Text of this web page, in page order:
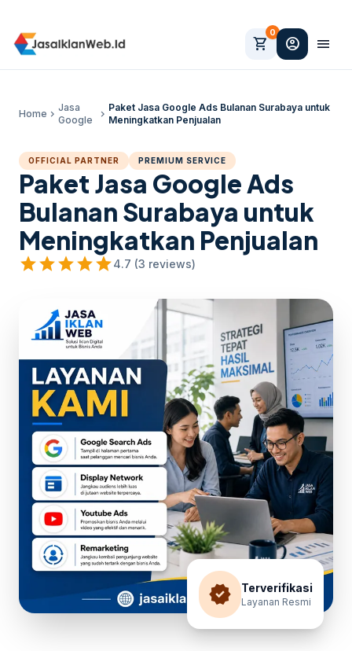
shopping_cart
0
account_circle menu
Home chevron_right
Jasa
Google
chevron_right
Paket Jasa Google Ads Bulanan Surabaya untuk
Meningkatkan Penjualan
OFFICIAL PARTNER PREMIUM SERVICE
Paket Jasa Google Ads
Bulanan Surabaya untuk
Meningkatkan Penjualan
starstarstarstarstar4.7 (3 reviews)
verified Terverifikasi
Layanan Resmi